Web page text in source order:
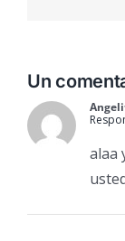
Un
alaa